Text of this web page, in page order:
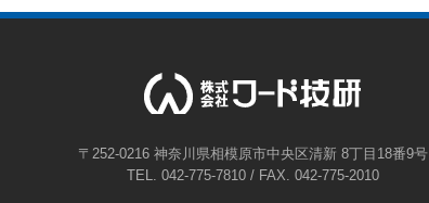
〒252-0216 神奈川県相模原市中央区清新 8丁目18番9号
TEL. 042-775-7810 / FAX. 042-775-2010